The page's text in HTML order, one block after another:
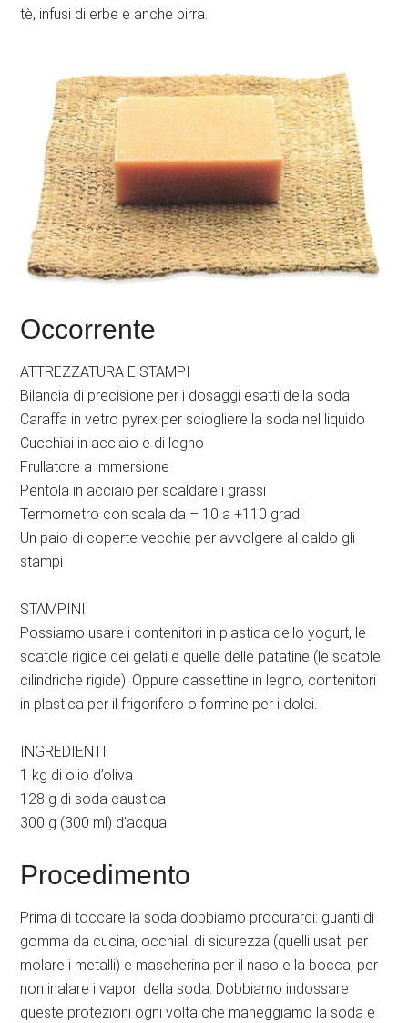
tè, infusi di erbe e anche birra.
Occorrente
ATTREZZATURA E STAMPI
Bilancia di precisione per i dosaggi esatti della soda
Caraffa in vetro pyrex per sciogliere la soda nel liquido
Cucchiai in acciaio e di legno
Frullatore a immersione
Pentola in acciaio per scaldare i grassi
Termometro con scala da – 10 a +110 gradi
Un paio di coperte vecchie per avvolgere al caldo gli
stampi
STAMPINI
Possiamo usare i contenitori in plastica dello yogurt, le
scatole rigide dei gelati e quelle delle patatine (le scatole
cilindriche rigide). Oppure cassettine in legno, contenitori
in plastica per il frigorifero o formine per i dolci.
INGREDIENTI
1 kg di olio d’oliva
128 g di soda caustica
300 g (300 ml) d’acqua
Procedimento
Prima di toccare la soda dobbiamo procurarci: guanti di
gomma da cucina, occhiali di sicurezza (quelli usati per
molare i metalli) e mascherina per il naso e la bocca, per
non inalare i vapori della soda. Dobbiamo indossare
queste protezioni ogni volta che maneggiamo la soda e